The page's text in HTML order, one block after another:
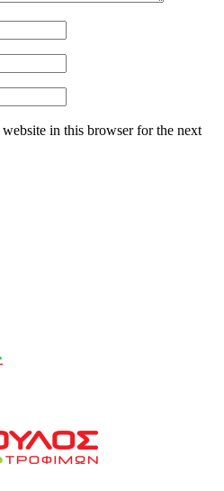
in this browser for the next